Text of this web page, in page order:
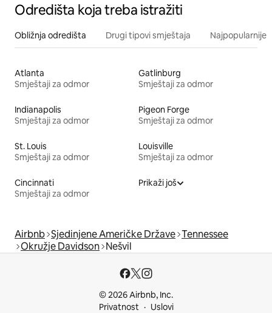
Odredišta koja treba istražiti
Obližnja odredišta Drugi tipovi smještaja Najpopularnije
Atlanta
Smještaji za odmor
Gatlinburg
Smještaji za odmor
Indianapolis
Smještaji za odmor
Pigeon Forge
Smještaji za odmor
St. Louis
Smještaji za odmor
Louisville
Smještaji za odmor
Cincinnati
Smještaji za odmor
Prikaži još
Airbnb Sjedinjene Američke Države Tennessee
Okružje Davidson Nešvil
© 2026 Airbnb, Inc.
Privatnost
Uslovi